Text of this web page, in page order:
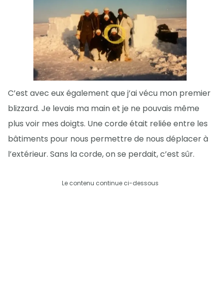
C’est avec eux également que j’ai vécu mon premier
blizzard. Je levais ma main et je ne pouvais même
plus voir mes doigts. Une corde était reliée entre les
bâtiments pour nous permettre de nous déplacer à
l’extérieur. Sans la corde, on se perdait, c’est sûr.
Le contenu continue ci-dessous